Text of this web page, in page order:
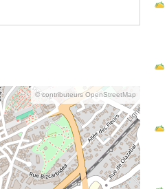
© contributeurs OpenStreetMap